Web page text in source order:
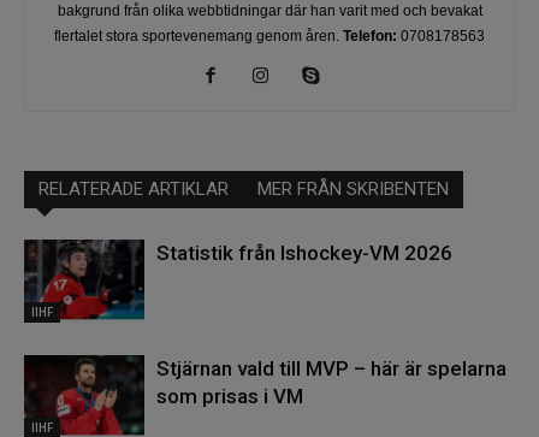
bakgrund från olika webbtidningar där han varit med och bevakat
flertalet stora sportevenemang genom åren. Telefon: 0708178563
RELATERADE ARTIKLAR MER FRÅN SKRIBENTEN
IIHF
Statistik från Ishockey-VM 2026
IIHF
Stjärnan vald till MVP – här är spelarna
som prisas i VM